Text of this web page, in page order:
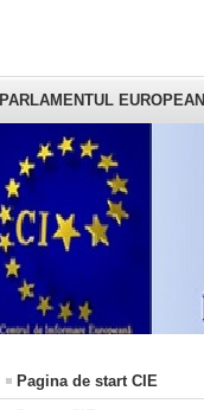
PARLAMENTUL EUROPEAN
Pagina de start CIE